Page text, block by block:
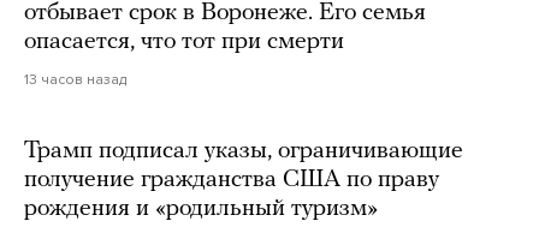
отбывает срок в Воронеже. Его семья
опасается, что тот при смерти
13 часов назад
Трамп подписал указы, ограничивающие
получение гражданства США по праву
рождения и «родильный туризм»